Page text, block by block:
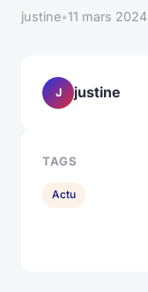
justine•11 mars 2024
J justine
TAGS
Actu